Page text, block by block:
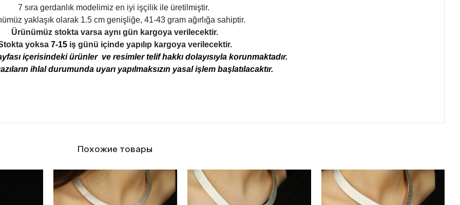
7 sıra gerdanlık modelimiz en iyi işçilik ile üretilmiştir.
yaklaşık olarak 1.5 cm genişliğe, 41-43 gram ağırlığa sahiptir.
Ürünümüz stokta varsa aynı gün kargoya verilecektir.
yoksa 7-15iş günü içinde yapılıp kargoya verilecektir.
içerisindeki ürünler ve resimler telif hakkı dolayısıyla korunmaktadır.
ihlal durumunda uyarı yapılmaksızın yasal işlem başlatılacaktır.
Похожие товары